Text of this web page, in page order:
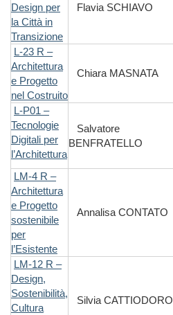
Design per
la Città in
Transizione
Flavia SCHIAVO
L-23 R –
Architettura
e Progetto
nel Costruito
Chiara MASNATA
L-P01 –
Tecnologie
Digitali per
l’Architettura
Salvatore
BENFRATELLO
LM-4 R –
Architettura
e Progetto
sostenibile
per
l’Esistente
Annalisa CONTATO
LM-12 R –
Design,
Sostenibilità,
Cultura
Silvia CATTIODORO